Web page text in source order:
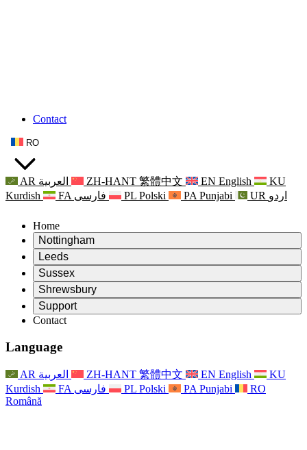
Contact
RO
AR العربية ZH-HANT 繁體中文 EN English
KU
Kurdish
FA فارسی PL Polski PA Punjabi UR اردو
Home
Nottingham
Review
Președintele revizuirii
Echipa independentă de evaluare
Termeni de referință
Raportul final al evaluării independente
Întrebări frecvente
Procesul de feedback al familiei
Buletine informative
Renunțare
Evenimente
Leeds
Review
Președintele revizuirii
Echipa independentă de evaluare
Termeni de referință
Contact
Sprijin psihologic pentru familii
Actualizări pentru familii
Evenimente
For Staff
Sprijin pentru personal
Vocile personalului
Sussex
Review
Președintele revizuirii
Echipa independentă de evaluare
Termeni de referință
For Families
Actualizări pentru familii
Evenimente
For Staff
Shrewsbury
Review
Termeni de referință pentru revizuirea maternității
Raportul final al evaluării independente
Primul raport al evaluării independente
For Families
Actualizări
Support
Leeds
Nottingham
Serviciul de asistență psihologică familială
Sprijin în caz de criză în domeniul sănătății mintale
Servicii regionale Nottingham
National
Sepsis Charities
Contact
Language
AR العربية ZH-HANT 繁體中文 EN English
KU
Kurdish
FA فارسی PL Polski PA Punjabi
RO
Română